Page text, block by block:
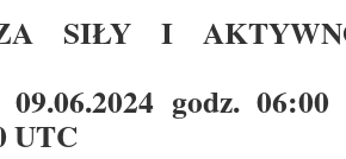
SIŁY I
godz.
UTC